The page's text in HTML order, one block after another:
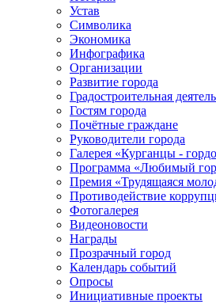
Устав
Символика
Экономика
Инфографика
Организации
Развитие города
Градостроительная
Гостям города
Почётные граждане
Руководители города
Галерея «Курганцы -
Программа «Любимый
Премия «Трудящаяся
Противодействие
Фотогалерея
Видеоновости
Награды
Прозрачный город
Календарь событий
Опросы
Инициативные проекты